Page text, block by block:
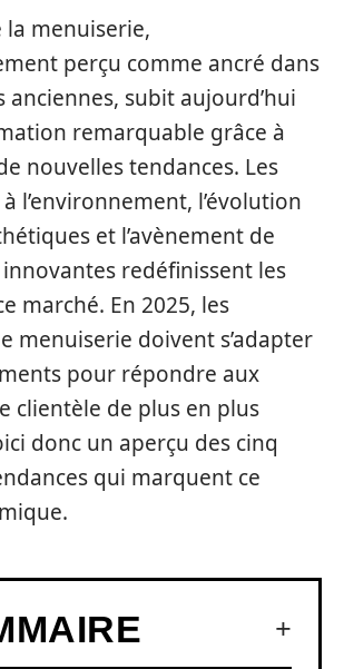
la menuiserie,
perçu comme ancré dans
anciennes, subit aujourd’hui
remarquable grâce à
nouvelles tendances. Les
l’environnement, l’évolution
et l’avènement de
redéfinissent les
marché. En 2025, les
menuiserie doivent s’adapter
pour répondre aux
clientèle de plus en plus
donc un aperçu des cinq
qui marquent ce